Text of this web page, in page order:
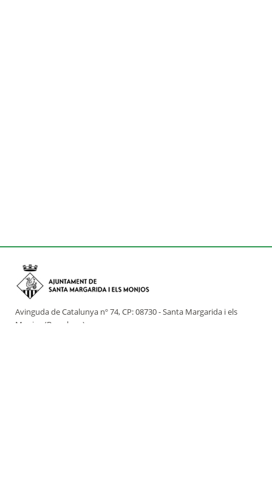
Avinguda de Catalunya nº 74, CP: 08730 - Santa Margarida i els
Monjos (Barcelona)